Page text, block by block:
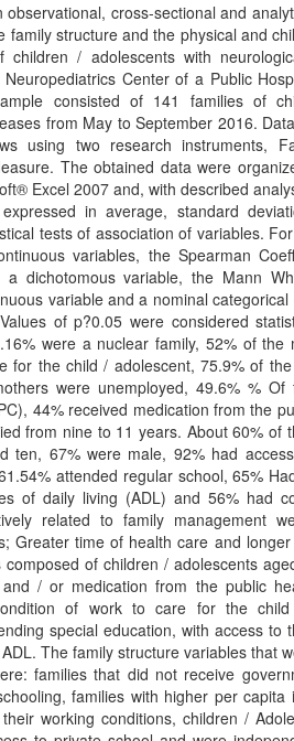
observational, cross-sectional and
family structure and the physical and
children / adolescents with
Center of a Public
consisted of 141 families of
from May to September 2016.
using two research instruments,
The obtained data were
Excel 2007 and, with described
in average, standard
tests of association of variables.
variables, the Spearman
a dichotomous variable, the Mann
variable and a nominal
of p?0.05 were considered
were a nuclear family, 52% of the
for the child / adolescent, 75.9% of
were unemployed, 49.6% % Of
44% received medication from the
from nine to 11 years. About 60% of
ten, 67% were male, 92% had
attended regular school, 65%
of daily living (ADL) and 56% had
related to family management
Greater time of health care and
composed of children / adolescents
/ or medication from the public
of work to care for the
special education, with access to
The family structure variables that
families that did not receive
families with higher per capita
working conditions, children /